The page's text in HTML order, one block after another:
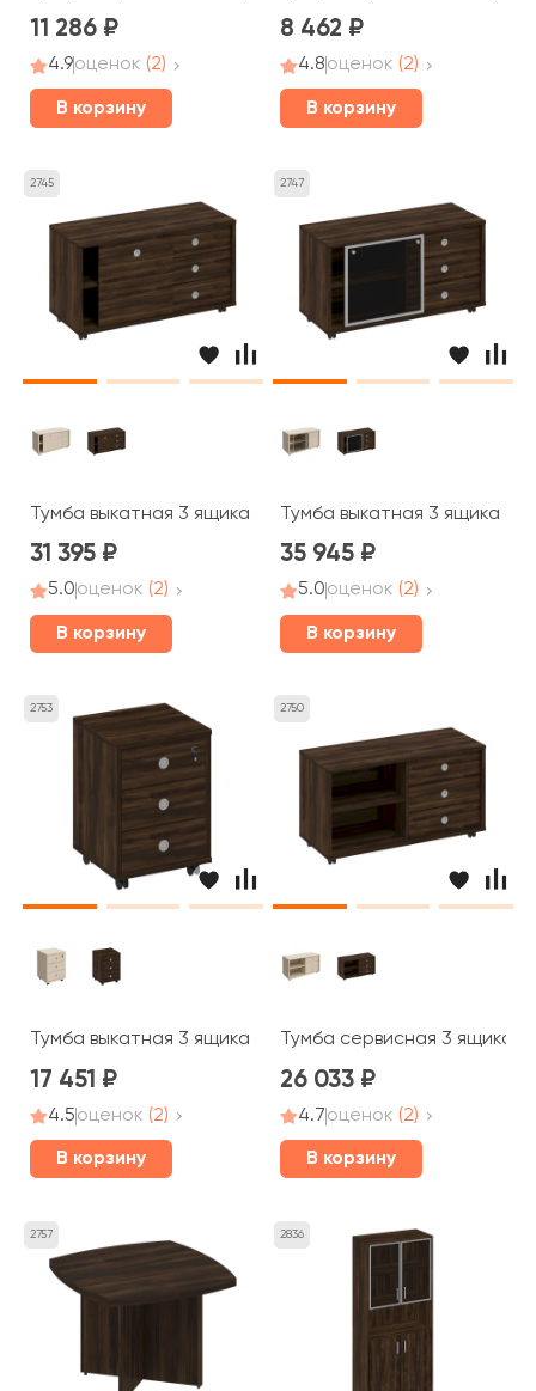
11 286
4.9оценок (2)
В корзину
8 462
4.8оценок (2)
В корзину
2745
Тумба выкатная 3 ящика без замка дверь купе
31 395
5.0оценок (2)
В корзину
2747
Тумба выкатная 3 ящика
35 945
5.0оценок (2)
В корзину
2753
Тумба выкатная 3 ящика с центральным замком
17 451
4.5оценок (2)
В корзину
2750
Тумба сервисная 3 ящика
26 033
4.7оценок (2)
В корзину
2757 2836